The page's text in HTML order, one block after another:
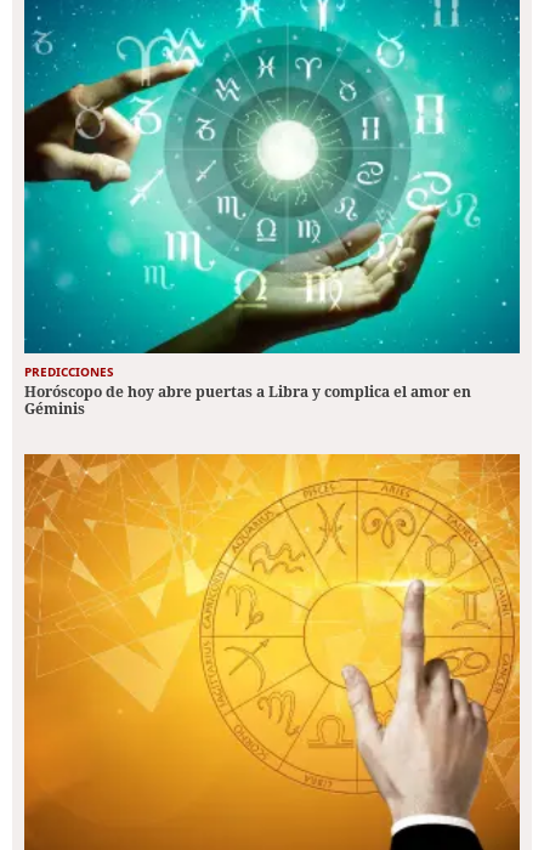
PREDICCIONES
Horóscopo de hoy abre puertas a Libra y complica el amor en
Géminis